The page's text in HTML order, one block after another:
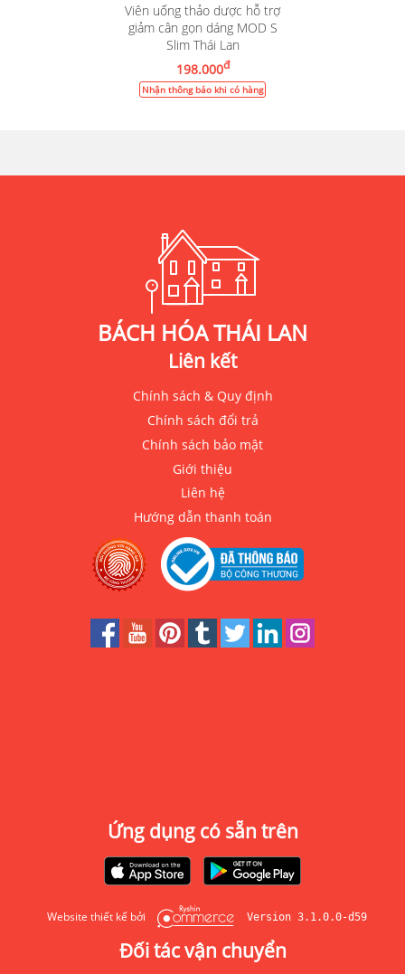
Viên uống thảo dược hỗ trợ
giảm cân gọn dáng MOD S
Slim Thái Lan
198.000đ
Nhận thông báo khi có hàng
BÁCH HÓA THÁI LAN
Liên kết
Chính sách & Quy định
Chính sách đổi trả
Chính sách bảo mật
Giới thiệu
Liên hệ
Hướng dẫn thanh toán
Ứng dụng có sẵn trên
Website thiết kế bởi Version 3.1.0.0-d59
Đối tác vận chuyển